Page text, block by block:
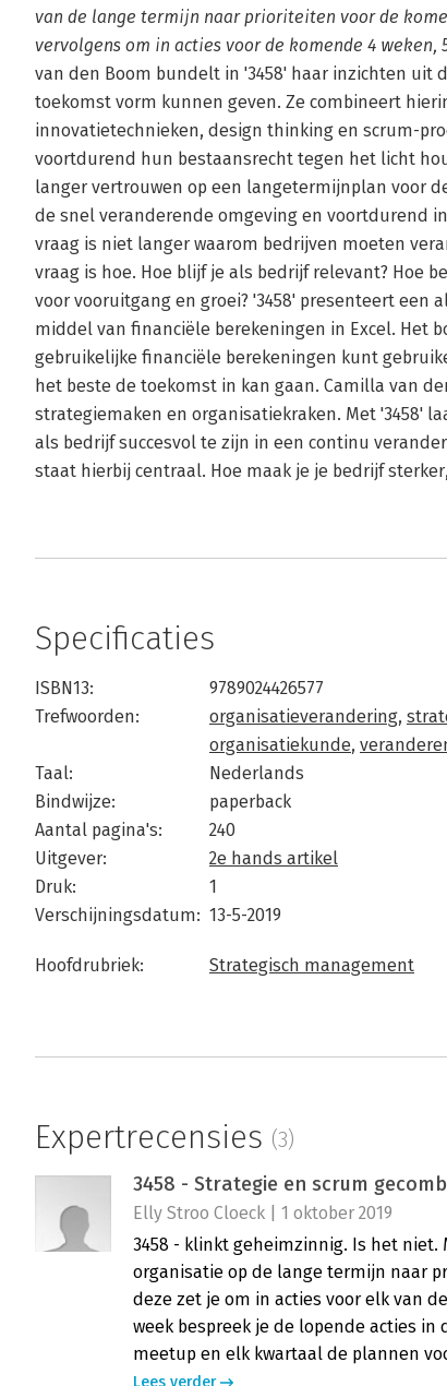
van de lange termijn naar prioriteiten voor de
vervolgens om in acties voor de komende 4 weken,
van den Boom bundelt in '3458' haar inzichten uit
toekomst vorm kunnen geven. Ze combineert
innovatietechnieken, design thinking en scrum-
voortdurend hun bestaansrecht tegen het licht
langer vertrouwen op een langetermijnplan voor
de snel veranderende omgeving en voortdurend
vraag is niet langer waarom bedrijven moeten
vraag is hoe. Hoe blijf je als bedrijf relevant? Hoe
voor vooruitgang en groei? '3458' presenteert een
middel van financiële berekeningen in Excel. Het
gebruikelijke financiële berekeningen kunt
het beste de toekomst in kan gaan. Camilla van
strategiemaken en organisatiekraken. Met '3458'
als bedrijf succesvol te zijn in een continu
staat hierbij centraal. Hoe maak je je bedrijf
Specificaties
ISBN13:
9789024426577
Trefwoorden:
organisatieverandering,
organisatiekunde,
Taal:
Nederlands
Bindwijze:
paperback
Aantal pagina's:
240
Uitgever:
2e hands artikel
Druk:
1
Verschijningsdatum: 13-5-2019
Hoofdrubriek: Strategisch management
Expertrecensies (3)
3458 - Strategie en scrum
Elly Stroo Cloeck | 1 oktober 2019
3458 - klinkt geheimzinnig. Is het niet.
organisatie op de lange termijn naar
deze zet je om in acties voor elk van
week bespreek je de lopende acties
meetup en elk kwartaal de plannen